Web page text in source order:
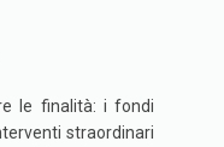
le finalità: i fondi
straordinari